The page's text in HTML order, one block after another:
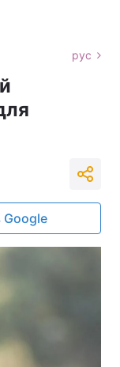
рус
Google